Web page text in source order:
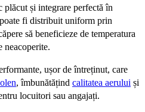
plăcut și integrare perfectă în
fi distribuit uniform prin
să beneficieze de temperatura
neacoperite.
ușor de întreținut, care
, îmbunătățind calitatea aerului și
locuitori sau angajați.